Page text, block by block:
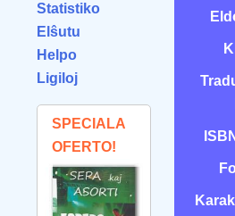
Statistiko
Elŝutu
Helpo
Ligiloj
SPECIALA
OFERTO!